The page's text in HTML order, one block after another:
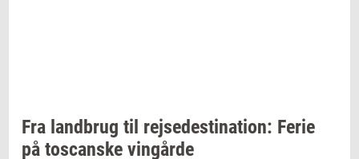
Fra land­brug til rej­se­desti­na­tion: Ferie
på toscan­ske vin­går­de